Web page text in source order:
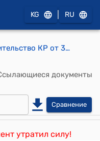
KG RU
Постановление Правительство КР от 30 июля 2009 года №487 "О проекте Закона Кыргызской Республики "О внесении изменений и дополнения в Закон Кыргызской Республики "О рекламе""
документы
Сравнение
утратил силу!